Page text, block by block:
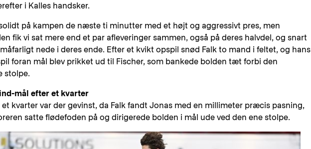
i Kalles handsker.
på kampen de næste ti minutter med et højt og aggressivt pres, men
fik vi sat mere end et par afleveringer sammen, også på deres halvdel, og snart
nede i deres ende. Efter et kvikt opspil snød Falk to mand i feltet, og hans
foran mål blev prikket ud til Fischer, som bankede bolden tæt forbi den
stolpe.
mål efter et kvarter
et kvarter var der gevinst, da Falk fandt Jonas med en millimeter præcis pasning,
satte flødefoden på og dirigerede bolden i mål ude ved den ene stolpe.